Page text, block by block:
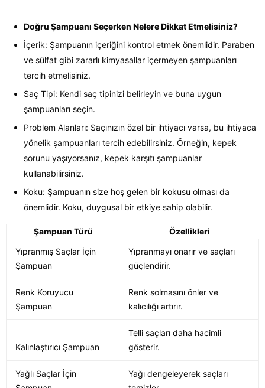
Doğru Şampuanı Seçerken Nelere Dikkat Etmelisiniz?
İçerik: Şampuanın içeriğini kontrol etmek önemlidir. Paraben
ve sülfat gibi zararlı kimyasallar içermeyen şampuanları
tercih etmelisiniz.
Saç Tipi: Kendi saç tipinizi belirleyin ve buna uygun
şampuanları seçin.
Problem Alanları: Saçınızın özel bir ihtiyacı varsa, bu ihtiyaca
yönelik şampuanları tercih edebilirsiniz. Örneğin, kepek
sorunu yaşıyorsanız, kepek karşıtı şampuanlar
kullanabilirsiniz.
Koku: Şampuanın size hoş gelen bir kokusu olması da
önemlidir. Koku, duygusal bir etkiye sahip olabilir.
Şampuan Türü
Özellikleri
Yıpranmış Saçlar İçin
Şampuan
Yıpranmayı onarır ve saçları
güçlendirir.
Renk Koruyucu
Şampuan
Renk solmasını önler ve
kalıcılığı artırır.
Kalınlaştırıcı Şampuan
Telli saçları daha hacimli
gösterir.
Yağlı Saçlar İçin
Yağı dengeleyerek saçları